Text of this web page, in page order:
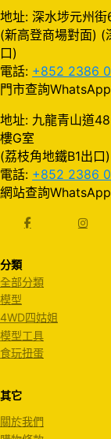
地址: 深水埗元州
(新高登商場對面) (
口)
電話: +852 2386
門市查詢
地址: 九龍青山道
樓G室
(荔枝角地鐵B1出口)
電話: +852 2386
網站查詢
分類
全部分類
模型
4WD四姑姐
模型工具
食玩扭蛋
其它
關於我們